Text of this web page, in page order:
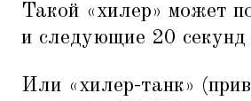
Такой «хилер» может
и следующие 20 секунд
Или «хилер-танк»